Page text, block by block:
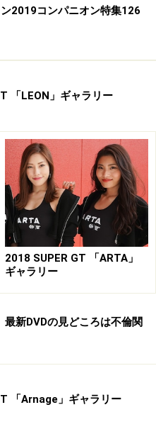
2019コンパニオン特集126
「LEON」ギャラリー
2018 SUPER GT 「ARTA」
ギャラリー
最新DVDの見どころは不倫関
「Arnage」ギャラリー